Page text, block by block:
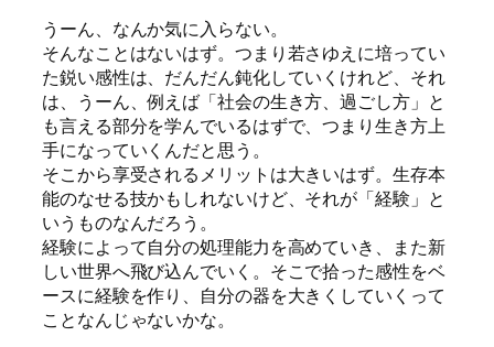
うーん、なんか気に入らない。
そんなことはないはず。つまり若さゆえに培ってい
た鋭い感性は、だんだん鈍化していくけれど、それ
は、うーん、例えば「社会の生き方、過ごし方」と
も言える部分を学んでいるはずで、つまり生き方上
手になっていくんだと思う。
そこから享受されるメリットは大きいはず。生存本
能のなせる技かもしれないけど、それが「経験」と
いうものなんだろう。
経験によって自分の処理能力を高めていき、また新
しい世界へ飛び込んでいく。そこで拾った感性をベ
ースに経験を作り、自分の器を大きくしていくって
ことなんじゃないかな。